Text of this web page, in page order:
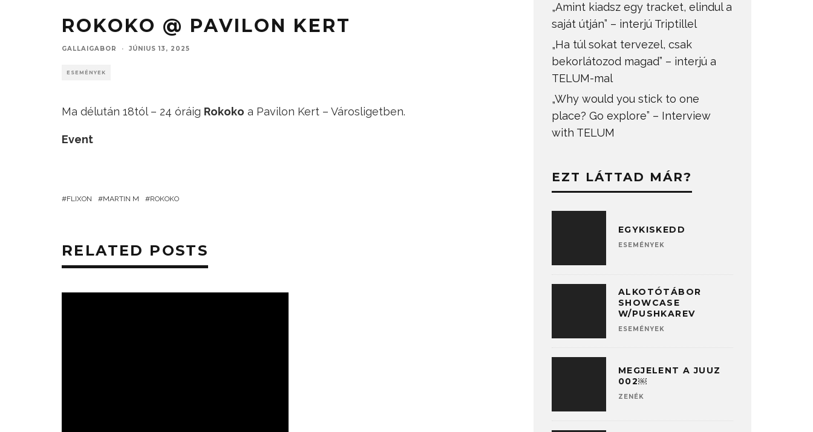
ROKOKO @ PAVILON KERT
GALLAIGABOR · JÚNIUS 13, 2025
ESEMÉNYEK
Ma délután 18tól – 24 óráig Rokoko a Pavilon Kert – Városligetben.
Event
FLIXON MARTIN M ROKOKO
RELATED POSTS
„Amint kiadsz egy tracket, elindul a
saját útján” – interjú Triptillel
„Ha túl sokat tervezel, csak
bekorlátozod magad” – interjú a
TELUM-mal
„Why would you stick to one
place? Go explore” – Interview
with TELUM
EZT LÁTTAD MÁR?
EGYKISKEDD
ESEMÉNYEK
ALKOTÓTÁBOR
SHOWCASE
W/PUSHKAREV
ESEMÉNYEK
MEGJELENT A JUUZ
002￼
ZENÉK